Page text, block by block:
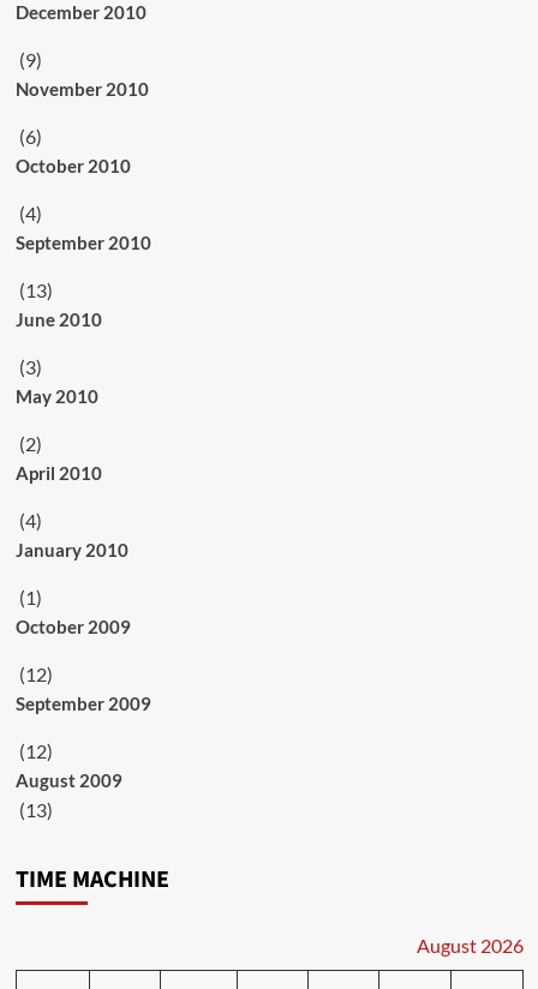
December 2010
(9)
November 2010
(6)
October 2010
(4)
September 2010
(13)
June 2010
(3)
May 2010
(2)
April 2010
(4)
January 2010
(1)
October 2009
(12)
September 2009
(12)
August 2009
(13)
TIME MACHINE
August 2026